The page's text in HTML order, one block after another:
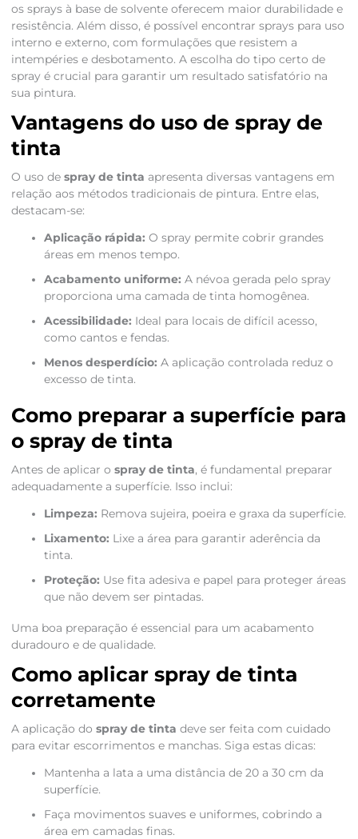
os sprays à base de solvente oferecem maior durabilidade e
resistência. Além disso, é possível encontrar sprays para uso
interno e externo, com formulações que resistem a
intempéries e desbotamento. A escolha do tipo certo de
spray é crucial para garantir um resultado satisfatório na
sua pintura.
Vantagens do uso de spray de
tinta
O uso de spray de tinta apresenta diversas vantagens em
relação aos métodos tradicionais de pintura. Entre elas,
destacam-se:
Aplicação rápida: O spray permite cobrir grandes
áreas em menos tempo.
Acabamento uniforme: A névoa gerada pelo spray
proporciona uma camada de tinta homogênea.
Acessibilidade: Ideal para locais de difícil acesso,
como cantos e fendas.
Menos desperdício: A aplicação controlada reduz o
excesso de tinta.
Como preparar a superfície para
o spray de tinta
Antes de aplicar o spray de tinta, é fundamental preparar
adequadamente a superfície. Isso inclui:
Limpeza: Remova sujeira, poeira e graxa da superfície.
Lixamento: Lixe a área para garantir aderência da
tinta.
Proteção: Use fita adesiva e papel para proteger áreas
que não devem ser pintadas.
Uma boa preparação é essencial para um acabamento
duradouro e de qualidade.
Como aplicar spray de tinta
corretamente
A aplicação do spray de tinta deve ser feita com cuidado
para evitar escorrimentos e manchas. Siga estas dicas:
Mantenha a lata a uma distância de 20 a 30 cm da
superfície.
Faça movimentos suaves e uniformes, cobrindo a
área em camadas finas.